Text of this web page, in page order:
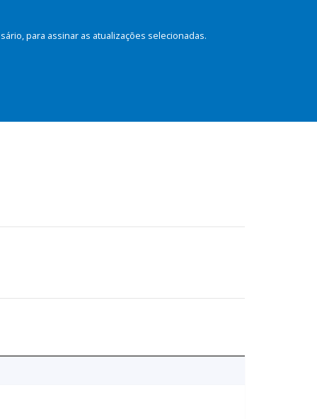
para assinar as atualizações selecionadas.